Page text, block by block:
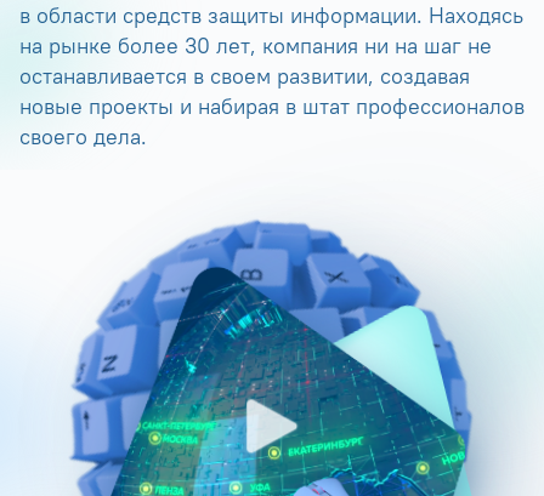
в области средств защиты информации. Находясь
на рынке более 30 лет, компания ни на шаг не
останавливается в своем развитии, создавая
новые проекты и набирая в штат профессионалов
своего дела.